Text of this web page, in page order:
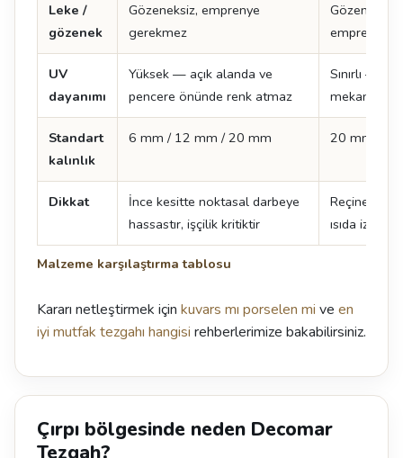
Malzeme karşılaştırma tablosu
Leke /
gözenek
Gözeneksiz, emprenye
gerekmez
emprenye
UV
dayanımı
Yüksek — açık alanda ve
pencere önünde renk atmaz
Sınırlı —
mekan
Standart
kalınlık
6 mm / 12 mm / 20 mm 20 mm /
Dikkat
İnce kesitte noktasal darbeye
hassastır, işçilik kritiktir
Reçine
ısıda iz
Kararı netleştirmek için kuvars mı porselen mi ve en
iyi mutfak tezgahı hangisi rehberlerimize bakabilirsiniz.
Çırpı bölgesinde neden Decomar
Tezgah?